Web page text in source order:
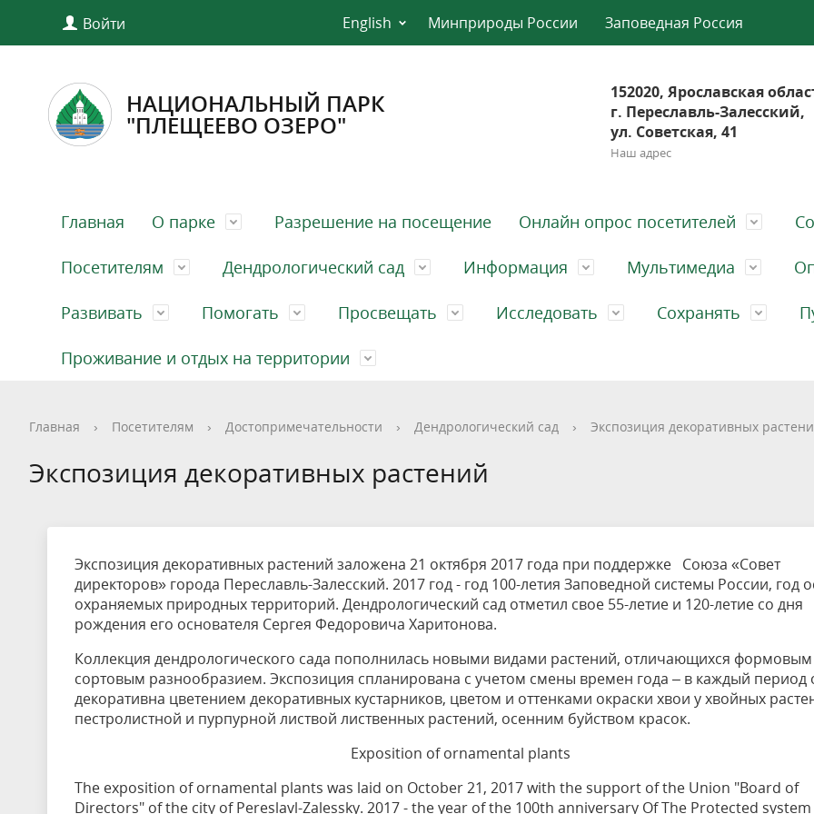
Войти English Минприроды России Заповедная Россия
НАЦИОНАЛЬНЫЙ ПАРК
"ПЛЕЩЕЕВО ОЗЕРО"
152020, Ярославская
г. Переславль-Залесский,
ул. Советская, 41
Наш адрес
Главная О парке
Общая информация История Направления деятельности
Карта национального парка
Разрешение на посещение Онлайн опрос посетителей
Опрос посетителей перед
Опрос посетителей после посещения
Посетителям
Как добраться Правила посещения территории Платные услуги
Ограничение на вылов рыбы
Метеостанция на озере Зоны для парусного спорта
Дендрологический сад
Общая информация История Коллекции
Реализация саженцев
Информация
Новости Календарь мероприятий Конкурсы и акции
Статьи и публикации
Мультимедиа
Видеогалерея Фотогалерея Газета «Переславские
Контакты, реквизиты Вопрос - Ответ
Развивать
Общая информация Сотрудничество с бизнесом Партнерские инициативы
Помогать
Общая информация Благотворительность Проекты
Просвещать
Общая информация Экопросвещение
Сводные данные по
Исследовать
Общая информация Научная деятельность Интерактивная карта
Сохранять
Общая информация Редкие и исчезающие виды Биоразнообразие
Красная книга
Проекты Интерактивная карта
Общая информация Новости туризма Категории путешественников
Проживание и отдых на территории
Гостевой дом Дом типа "Шалаш" Жилой дом
Главная › Посетителям › Достопримечательности › Дендрологический сад › Экспозиция декоративных
Экспозиция декоративных растений
Экспозиция декоративных растений заложена 21 октября 2017 года при поддержке Союза «Совет
директоров» города Переславль-Залесский. 2017 год - год 100-летия Заповедной системы России, год
охраняемых природных территорий. Дендрологический сад отметил свое 55-летие и 120-летие со дня
рождения его основателя Сергея Федоровича Харитонова.
Коллекция дендрологического сада пополнилась новыми видами растений, отличающихся
сортовым разнообразием. Экспозиция спланирована с учетом смены времен года – в каждый период
декоративна цветением декоративных кустарников, цветом и оттенками окраски хвои у хвойных
пестролистной и пурпурной листвой лиственных растений, осенним буйством красок.
Exposition of ornamental plants
The exposition of ornamental plants was laid on October 21, 2017 with the support of the Union "Board of
Directors" of the city of Pereslavl-Zalessky. 2017 - the year of the 100th anniversary Of The Protected